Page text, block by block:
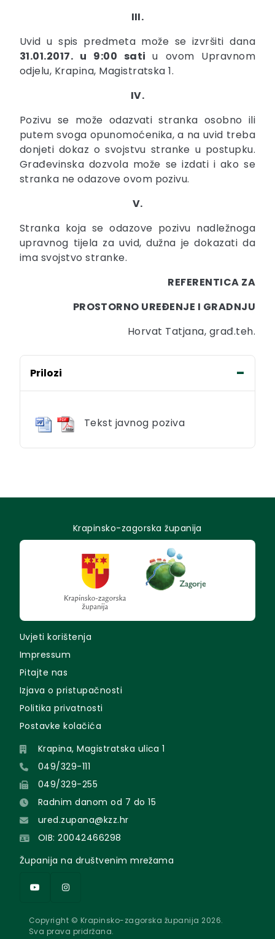
III.
Uvid u spis predmeta može se izvršiti dana
31.01.2017. u 9:00 satiu ovom Upravnom
odjelu, Krapina, Magistratska 1.
IV.
Pozivu se može odazvati stranka osobno ili
putem svoga opunomoćenika, a na uvid treba
donjeti dokaz o svojstvu stranke u postupku.
Građevinska dozvola može se izdati i ako se
stranka ne odazove ovom pozivu.
V.
Stranka koja se odazove pozivu nadležnoga
upravnog tijela za uvid, dužna je dokazati da
ima svojstvo stranke.
REFERENTICA ZA
PROSTORNO UREĐENJE I GRADNJU
Horvat Tatjana, građ.teh.
Prilozi
Tekst javnog poziva
Krapinsko-zagorska županija
Uvjeti korištenja
Impressum
Pitajte nas
Izjava o pristupačnosti
Politika privatnosti
Postavke kolačića
Krapina, Magistratska ulica 1
049/329-111
049/329-255
Radnim danom od 7 do 15
ured.zupana@kzz.hr
OIB: 20042466298
Županija na društvenim mrežama
Copyright © Krapinsko-zagorska županija 2026.
Sva prava pridržana.